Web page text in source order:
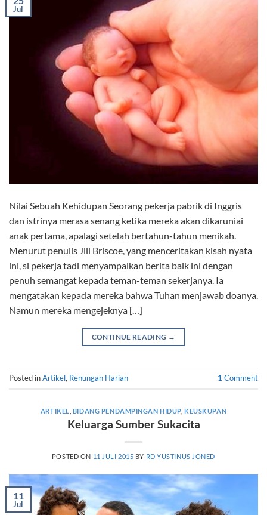
Jul
Nilai Sebuah Kehidupan Seorang pekerja pabrik di Inggris
dan istrinya merasa senang ketika mereka akan dikaruniai
anak pertama, apalagi setelah bertahun-tahun menikah.
Menurut penulis Jill Briscoe, yang menceritakan kisah nyata
ini, si pekerja tadi menyampaikan berita baik ini dengan
penuh semangat kepada teman-teman sekerjanya. Ia
mengatakan kepada mereka bahwa Tuhan menjawab doanya.
Namun mereka mengejeknya […]
CONTINUE READING →
Posted inArtikel, Renungan Harian 1 Comment
ARTIKEL BIDANG PENDAMPINGAN HIDUP,KEUSKUPAN
Keluarga Sumber Sukacita
POSTED ON 11 JULI 2015 BY RD YUSTINUS JONED
11
Jul